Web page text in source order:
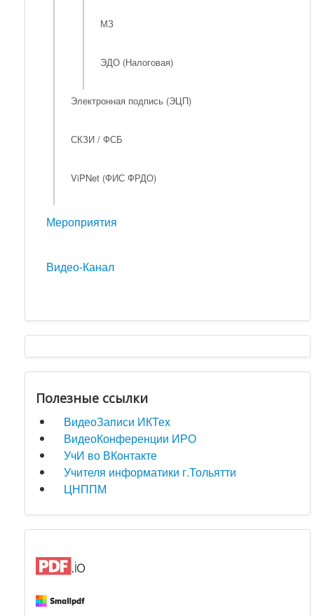
МЗ
ЭДО (Налоговая)
Электронная подпись (ЭЦП)
СКЗИ / ФСБ
ViPNet (ФИС ФРДО)
Мероприятия
Видео-Канал
Полезные ссылки
ВидеоЗаписи ИКТех
ВидеоКонференции ИРО
УчИ во ВКонтакте
Учителя информатики г.Тольятти
ЦНППМ